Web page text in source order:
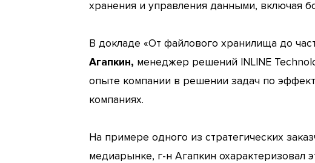
хранения и управления данными, включая
В докладе «От файлового хранилища до
Агапкин, менеджер решений INLINE
опыте компании в решении задач по
компаниях.
На примере одного из стратегических
медиарынке, г-н Агапкин